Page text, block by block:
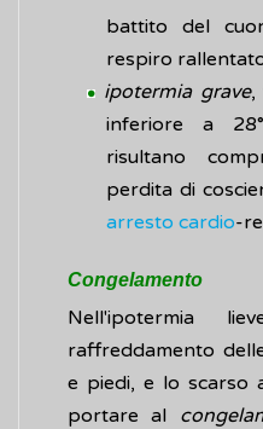
battito del
respiro
ipotermia grave,
inferiore a
risultano
perdita di
arresto cardio-
Congelamento
Nell'ipotermia
raffreddamento
e piedi, e lo scarso
portare al